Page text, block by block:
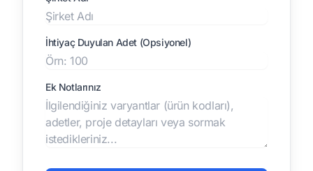
İhtiyaç Duyulan Adet (Opsiyonel)
Ek Notlarınız